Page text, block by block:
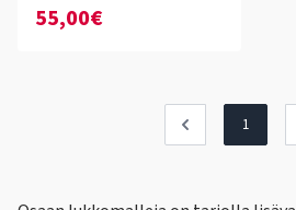
55,00€
1